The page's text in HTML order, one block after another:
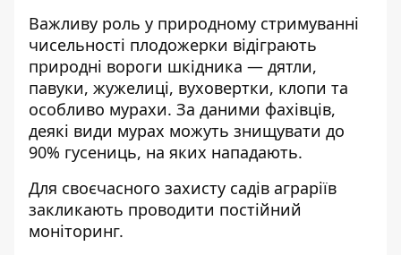
Важливу роль у природному стримуванні
чисельності плодожерки відіграють
природні вороги шкідника — дятли,
павуки, жужелиці, вуховертки, клопи та
особливо мурахи. За даними фахівців,
деякі види мурах можуть знищувати до
90% гусениць, на яких нападають.
Для своєчасного захисту садів аграріїв
закликають проводити постійний
моніторинг.